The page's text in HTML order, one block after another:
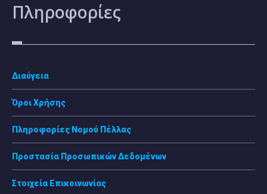
Πληροφορίες
Διαύγεια
Όροι Χρήσης
Πληροφορίες Νομού Πέλλας
Προστασία Προσωπικών Δεδομένων
Στοιχεία Επικοινωνίας